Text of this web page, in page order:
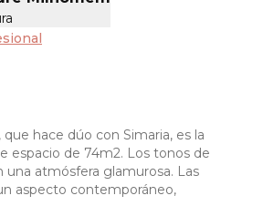
hace dúo con Simaria, es la
espacio de 74m2. Los tonos de
atmósfera glamurosa. Las
aspecto contemporáneo,